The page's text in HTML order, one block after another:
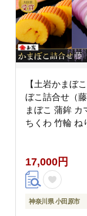
【土岩かまぼ
ぼこ詰合せ（藤
まぼこ 蒲鉾 カ
ちくわ 竹輪 ね
おつまみ 酒の
セット 小田原市
17,000円
神奈川県 小田原市